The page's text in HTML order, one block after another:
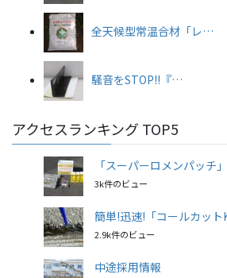
全天候型常温合材「レ…
騒音をSTOP!!『…
アクセスランキング TOP5
「スーパーロメンパッチ
3k件のビュー
簡単!迅速!「コールカッ
2.9k件のビュー
中途採用情報